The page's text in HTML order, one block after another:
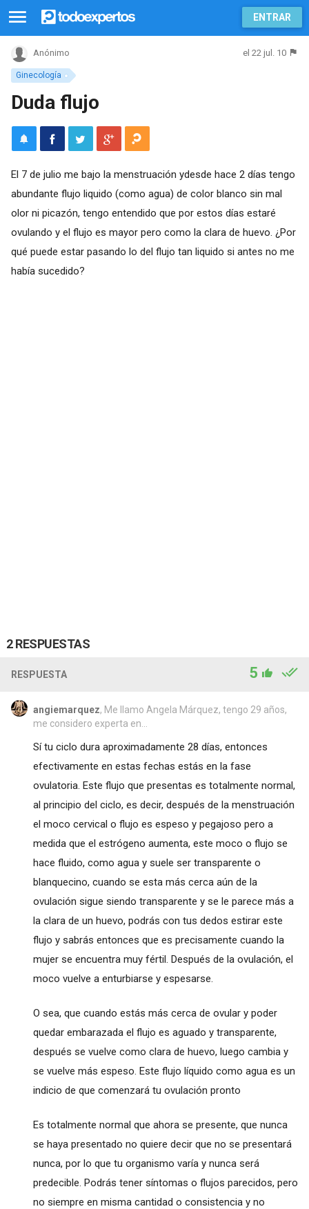
ENTRAR
Ginecología
Anónimo el 22 jul. 10
Duda flujo
El 7 de julio me bajo la menstruación ydesde hace 2 días tengo
abundante flujo liquido (como agua) de color blanco sin mal
olor ni picazón, tengo entendido que por estos días estaré
ovulando y el flujo es mayor pero como la clara de huevo. ¿Por
qué puede estar pasando lo del flujo tan liquido si antes no me
había sucedido?
2 RESPUESTAS
RESPUESTA 5
angiemarquez, Me llamo Angela Márquez, tengo 29 años,
me considero experta en...
Sí tu ciclo dura aproximadamente 28 días, entonces
efectivamente en estas fechas estás en la fase
ovulatoria. Este flujo que presentas es totalmente normal,
al principio del ciclo, es decir, después de la menstruación
el moco cervical o flujo es espeso y pegajoso pero a
medida que el estrógeno aumenta, este moco o flujo se
hace fluido, como agua y suele ser transparente o
blanquecino, cuando se esta más cerca aún de la
ovulación sigue siendo transparente y se le parece más a
la clara de un huevo, podrás con tus dedos estirar este
flujo y sabrás entonces que es precisamente cuando la
mujer se encuentra muy fértil. Después de la ovulación, el
moco vuelve a enturbiarse y espesarse.
O sea, que cuando estás más cerca de ovular y poder
quedar embarazada el flujo es aguado y transparente,
después se vuelve como clara de huevo, luego cambia y
se vuelve más espeso. Este flujo líquido como agua es un
indicio de que comenzará tu ovulación pronto
Es totalmente normal que ahora se presente, que nunca
se haya presentado no quiere decir que no se presentará
nunca, por lo que tu organismo varía y nunca será
predecible. Podrás tener síntomas o flujos parecidos, pero
no siempre en misma cantidad o consistencia y no